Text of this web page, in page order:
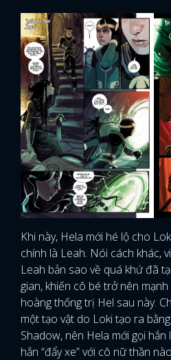
Khi này, Hela mới hé lộ cho
chính là Leah. Nói cách khác,
Leah bản sao về quá khứ đã
gian, khiến cô bé trở nên
hoàng thống trị Hel sau này.
một tạo vật do Loki tạo ra
Shadow, nên Hela mới gọi
hắn “đẩy xe” với cô nữ thần